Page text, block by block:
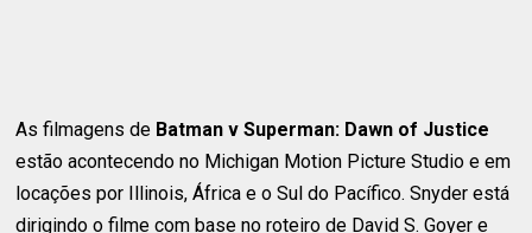
As filmagens de Batman v Superman: Dawn of Justice
estão acontecendo no Michigan Motion Picture Studio e em
locações por Illinois, África e o Sul do Pacífico. Snyder está
dirigindo o filme com base no roteiro de David S. Goyer e